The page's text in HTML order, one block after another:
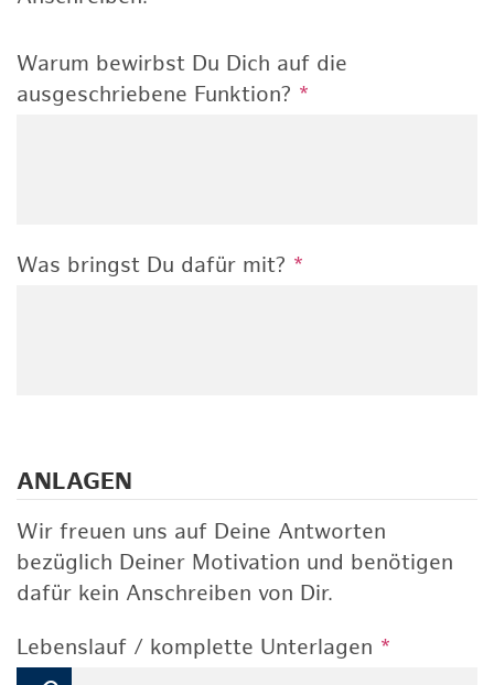
Warum bewirbst Du Dich auf die
ausgeschriebene Funktion? *
Was bringst Du dafür mit? *
ANLAGEN
Wir freuen uns auf Deine Antworten
bezüglich Deiner Motivation und benötigen
dafür kein Anschreiben von Dir.
Lebenslauf / komplette Unterlagen *